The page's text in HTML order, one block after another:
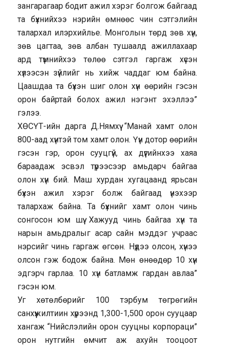
зангарагаар бодит ажил хэрэг болгож байгаад
та бүхнийхээ нэрийн өмнөөс чин сэтгэлийн
талархал илэрхийлье. Монголын төрд зөв хүн,
зөв цагтаа, зөв албан тушаалд ажиллахаар
ард түмнийхээ төлөө сэтгэл гаргаж хүсэн
хүлээсэн зүйлийг нь хийж чаддаг юм байна.
Цаашдаа та бүхэн шиг олон хүн өөрийн гэсэн
орон байртай болох ажил нэгэнт эхэллээ”
гэлээ.
ХӨСҮТ-ийн дарга Д.Нямхүү “Манай хамт олон
800-аад хүнтэй том хамт олон. Үүн дотор өөрийн
гэсэн гэр, орон сууцгүй, ах дүүгийнхээ хаяа
бараадаж эсвэл түрээсээр амьдарч байгаа
олон хүн бий. Маш хурдан хугацаанд ярьсан
бүхэн ажил хэрэг болж байгаад үнэхээр
талархаж байна. Та бүхнийг хамт олон чинь
сонгосон юм шүү. Хажууд чинь байгаа хүн та
нарын амьдралыг асар сайн мэддэг учраас
нэрсийг чинь гаргаж өгсөн. Нүдээ олсон, хүнээ
олсон гэж бодож байна. Мөн өнөөдөр 10 хүн
эдгэрч гарлаа. 10 хүн батламж гардан авлаа”
гэсэн юм.
Уг хөтөлбөрийг 100 тэрбум төгрөгийн
санхүүжилтиин хүрээнд 1,300-1,500 орон сууцаар
хангаж “Нийслэлийн орон сууцны корпораци”
орон нутгийн өмчит аж ахуйн тооцоот